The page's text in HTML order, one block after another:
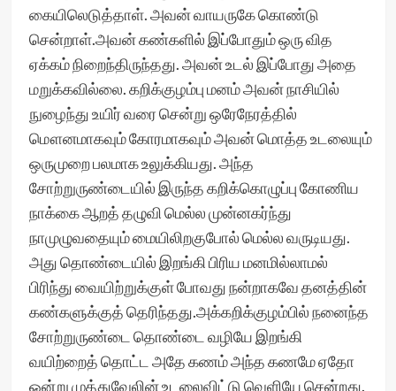
கையிலெடுத்தாள். அவன் வாயருகே கொண்டு
சென்றாள்.அவன் கண்களில் இப்போதும் ஒரு வித
ஏக்கம் நிறைந்திருந்தது. அவன் உடல் இப்போது அதை
மறுக்கவில்லை. கறிக்குழம்பு மனம் அவன் நாசியில்
நுழைந்து உயிர் வரை சென்று ஒரேநேரத்தில்
மௌனமாகவும் கோரமாகவும் அவன் மொத்த உடலையும்
ஒருமுறை பலமாக உலுக்கியது. அந்த
சோற்றுருண்டையில் இருந்த கறிக்கொழுப்பு கோணிய‌
நாக்கை ஆறத் தழுவி மெல்ல முன்னகர்ந்து
நாமுழுவதையும் மையிலிறகுபோல் மெல்ல வருடியது.
அது தொண்டையில் இறங்கி பிரிய மனமில்லாமல்
பிரிந்து வையிற்றுக்குள் போவது நன்றாகவே தனத்தின்
கண்களுக்குத் தெரிந்தது.அக்கறிக்குழம்பில் நனைந்த
சோற்றுருண்டை தொண்டை வழியே இறங்கி
வயிற்றைத் தொட்ட அதே கணம் அந்த கணமே ஏதோ
ஒன்று முத்துவேலின் உடலைவிட்டு வெளியே சென்றது.